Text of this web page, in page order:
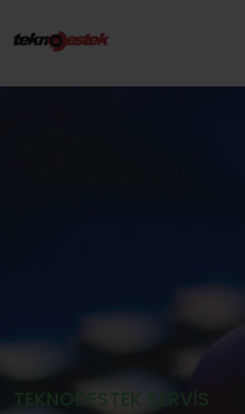
TEKNODESTEK SERVIS